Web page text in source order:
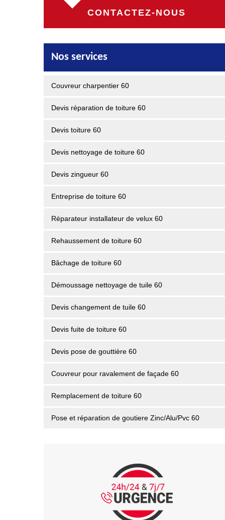
CONTACTEZ-NOUS
Nos services
Couvreur charpentier 60
Devis réparation de toiture 60
Devis toiture 60
Devis nettoyage de toiture 60
Devis zingueur 60
Entreprise de toiture 60
Réparateur installateur de velux 60
Rehaussement de toiture 60
Bâchage de toiture 60
Démoussage nettoyage de tuile 60
Devis changement de tuile 60
Devis fuite de toiture 60
Devis pose de gouttière 60
Couvreur pour ravalement de façade 60
Remplacement de toiture 60
Pose et réparation de goutiere Zinc/Alu/Pvc 60